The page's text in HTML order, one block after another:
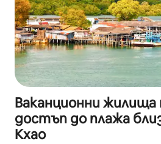
Ваканционни жилища
достъп до плажа
Кхао